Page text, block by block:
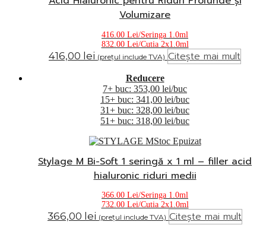
Volumizare
416.00 Lei/Seringa 1.0ml
832.00 Lei/Cutia 2x1.0ml
416,00 lei (prețul include TVA) Citește mai mult
Reducere
7+ buc: 353,00 lei/buc
15+ buc: 341,00 lei/buc
31+ buc: 328,00 lei/buc
51+ buc: 318,00 lei/buc
Stoc Epuizat
Stylage M Bi-Soft 1 seringă x 1 ml – filler acid
hialuronic riduri medii
366.00 Lei/Seringa 1.0ml
732.00 Lei/Cutia 2x1.0ml
366,00 lei (prețul include TVA) Citește mai mult